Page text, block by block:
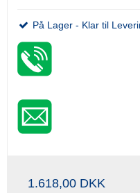
På Lager - Klar til
1.618,00 DKK